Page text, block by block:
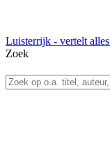
Luisterrijk - vertelt alles
Zoek